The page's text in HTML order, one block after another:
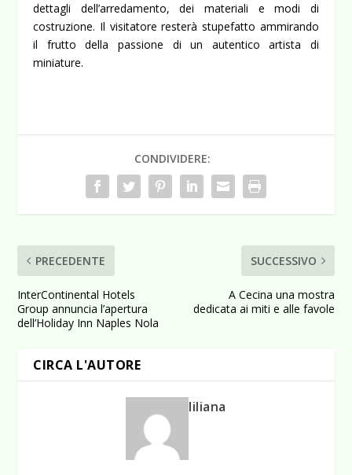
dettagli dell’arredamento, dei materiali e modi di
costruzione. Il visitatore resterà stupefatto ammirando
il frutto della passione di un autentico artista di
miniature.
CONDIVIDERE:
PRECEDENTE
InterContinental Hotels
Group annuncia l’apertura
dell’Holiday Inn Naples Nola
SUCCESSIVO
A Cecina una mostra
dedicata ai miti e alle favole
CIRCA L'AUTORE
liliana